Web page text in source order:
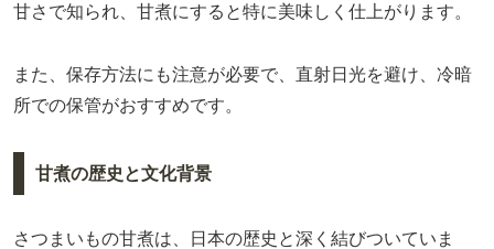
甘さで知られ、甘煮にすると特に美味しく仕上がります。
また、保存方法にも注意が必要で、直射日光を避け、冷暗
所での保管がおすすめです。
甘煮の歴史と文化背景
さつまいもの甘煮は、日本の歴史と深く結びついていま